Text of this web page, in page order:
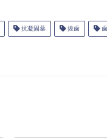
抗凝固薬 抜歯